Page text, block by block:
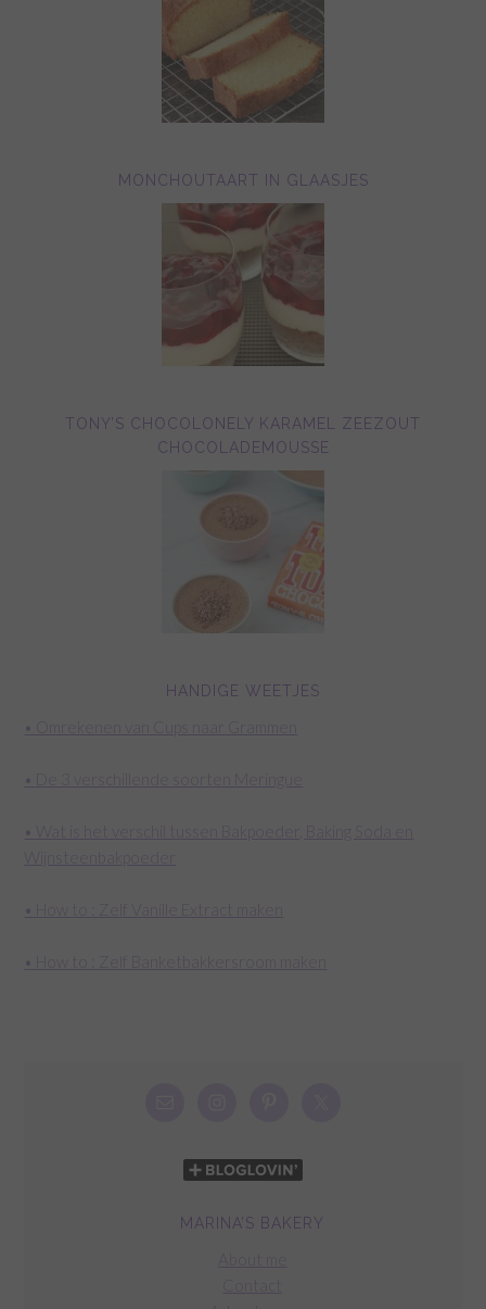
MONCHOUTAART IN GLAASJES
TONY’S CHOCOLONELY KARAMEL ZEEZOUT
CHOCOLADEMOUSSE
HANDIGE WEETJES
• Omrekenen van Cups naar Grammen
• De 3 verschillende soorten Meringue
• Wat is het verschil tussen Bakpoeder, Baking Soda en
• How to : Zelf Vanille Extract maken
• How to : Zelf Banketbakkersroom maken
MARINA’S BAKERY